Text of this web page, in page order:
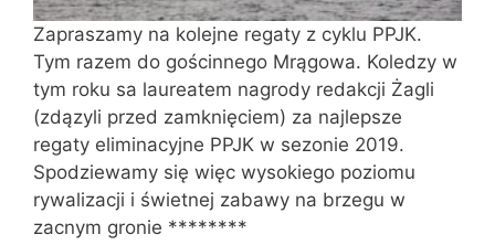
Zapraszamy na kolejne regaty z cyklu PPJK.
Tym razem do gościnnego Mrągowa. Koledzy w
tym roku sa laureatem nagrody redakcji Żagli
(zdązyli przed zamknięciem) za najlepsze
regaty eliminacyjne PPJK w sezonie 2019.
Spodziewamy się więc wysokiego poziomu
rywalizacji i świetnej zabawy na brzegu w
zacnym gronie ********